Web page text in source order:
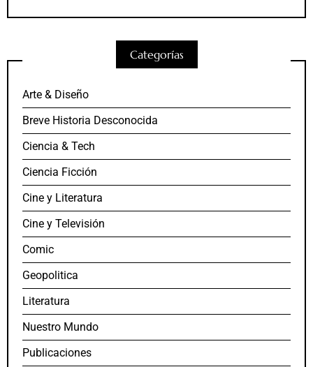
Categorías
Arte & Diseño
Breve Historia Desconocida
Ciencia & Tech
Ciencia Ficción
Cine y Literatura
Cine y Televisión
Comic
Geopolitica
Literatura
Nuestro Mundo
Publicaciones